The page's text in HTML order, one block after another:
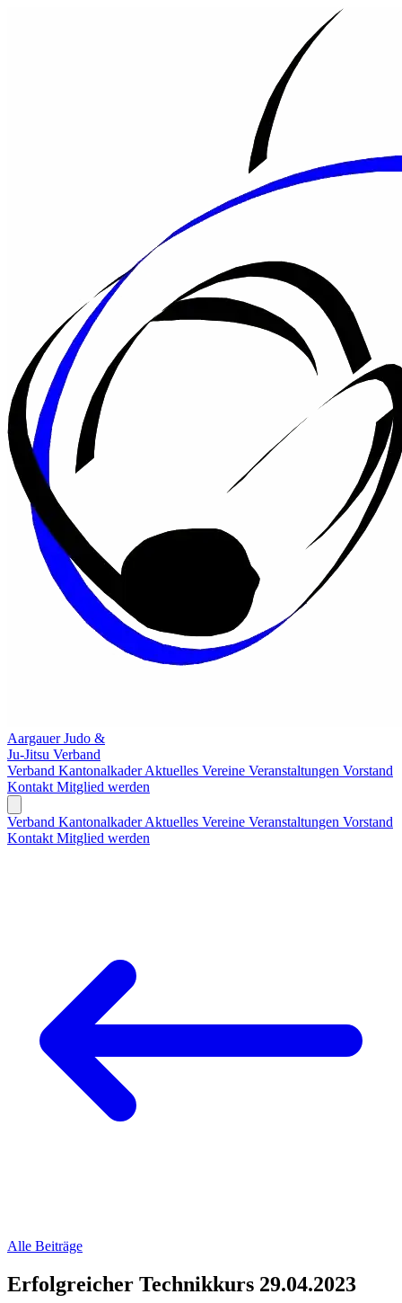
Aargauer Judo &
Ju-Jitsu Verband
Verband KantonalkaderAktuelles Vereine Veranstaltungen Vorstand
Kontakt Mitglied werden
Verband KantonalkaderAktuelles Vereine Veranstaltungen Vorstand
Kontakt Mitglied werden
Alle Beiträge
Erfolgreicher Technikkurs 29.04.2023